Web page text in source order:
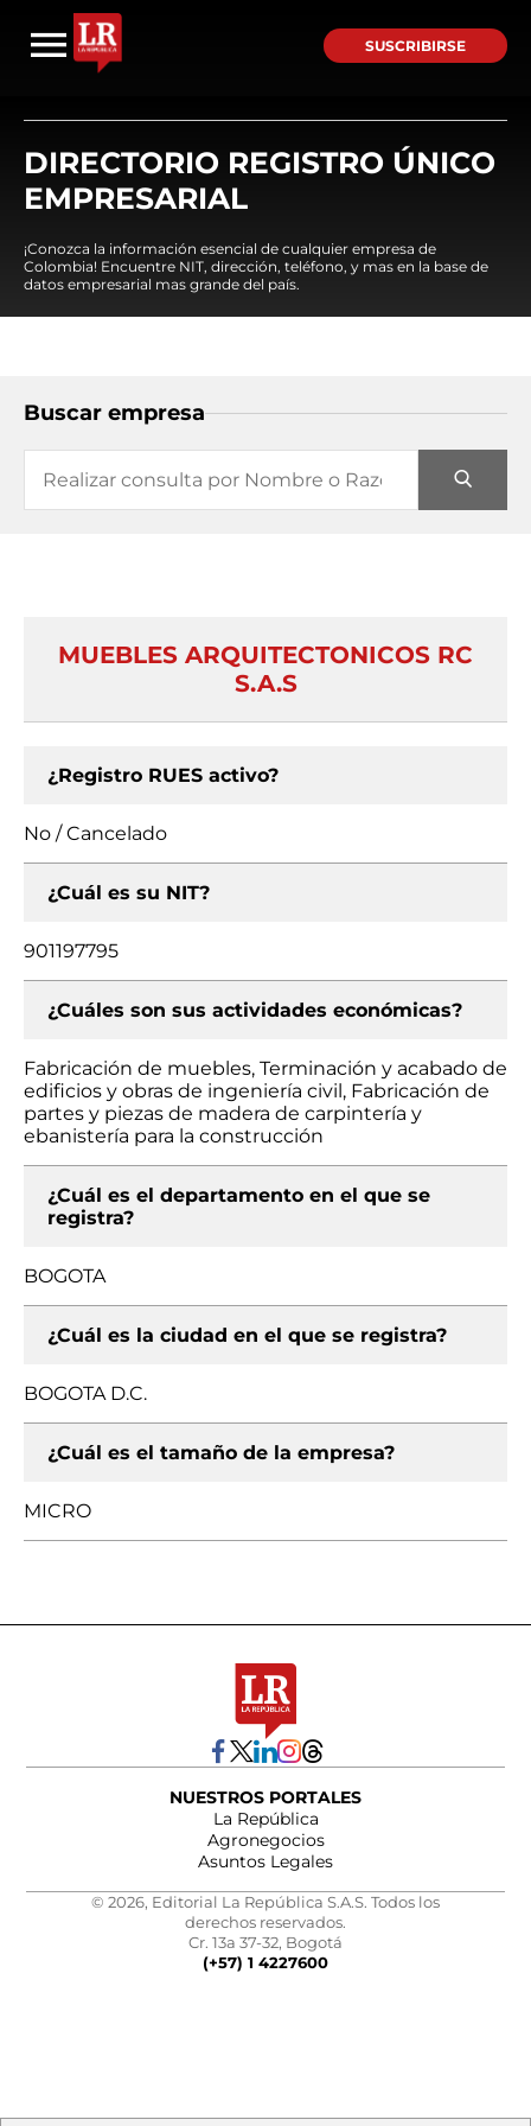
SUSCRIBIRSE
DIRECTORIO REGISTRO ÚNICO
EMPRESARIAL
¡Conozca la información esencial de cualquier empresa de
Colombia! Encuentre NIT, dirección, teléfono, y mas en la base de
datos empresarial mas grande del país.
Buscar empresa
MUEBLES ARQUITECTONICOS RC
S.A.S
¿Registro RUES activo?
No / Cancelado
¿Cuál es su NIT?
901197795
¿Cuáles son sus actividades económicas?
Fabricación de muebles, Terminación y acabado de
edificios y obras de ingeniería civil, Fabricación de
partes y piezas de madera de carpintería y
ebanistería para la construcción
¿Cuál es el departamento en el que se
registra?
BOGOTA
¿Cuál es la ciudad en el que se registra?
BOGOTA D.C.
¿Cuál es el tamaño de la empresa?
MICRO
NUESTROS PORTALES
La República
Agronegocios
Asuntos Legales
© 2026, Editorial La República S.A.S. Todos los
derechos reservados.
Cr. 13a 37-32, Bogotá
(+57) 1 4227600